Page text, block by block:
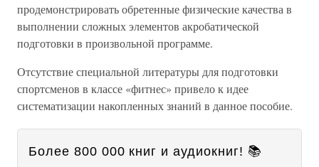
продемонстрировать обретенные физические качества в
выполнении сложных элементов акробатической
подготовки в произвольной программе.
Отсутствие специальной литературы для подготовки
спортсменов в классе «фитнес» привело к идее
систематизации накопленных знаний в данное пособие.
Более 800 000 книг и аудиокниг! 📚